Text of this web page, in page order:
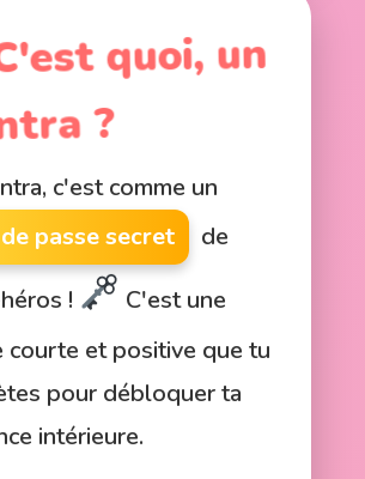
quoi, un
?
c'est comme un
passe secret
de
!
C'est une
courte et positive que tu
pour débloquer ta
intérieure.